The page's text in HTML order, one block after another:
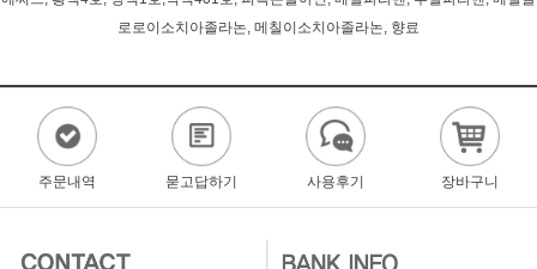
로로이소치아졸라논, 메칠이소치아졸라논, 향료
주문내역 묻고답하기 사용후기 장바구니